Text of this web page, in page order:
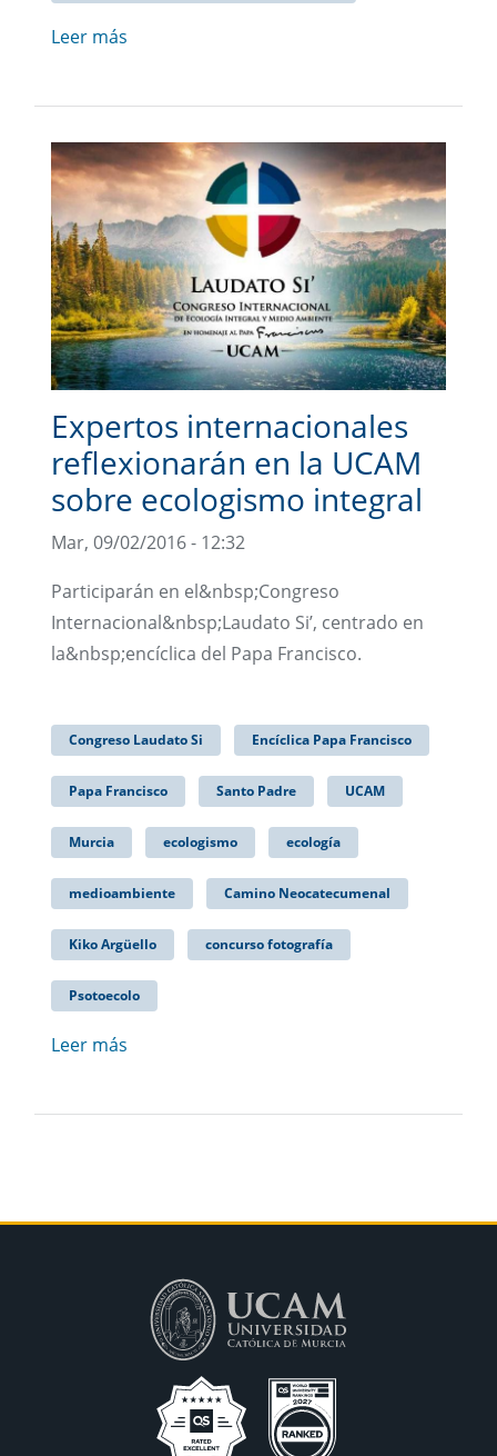
Leer más
Expertos internacionales
reflexionarán en la UCAM
sobre ecologismo integral
Mar, 09/02/2016 - 12:32
Participarán en el&nbsp;Congreso
Internacional&nbsp;Laudato Si’, centrado en
la&nbsp;encíclica del Papa Francisco.
Congreso Laudato Si Encíclica Papa Francisco
Papa Francisco Santo Padre UCAM
Murcia ecologismo ecología
medioambiente Camino Neocatecumenal
Kiko Argüello concurso fotografía
Psotoecolo
Leer más